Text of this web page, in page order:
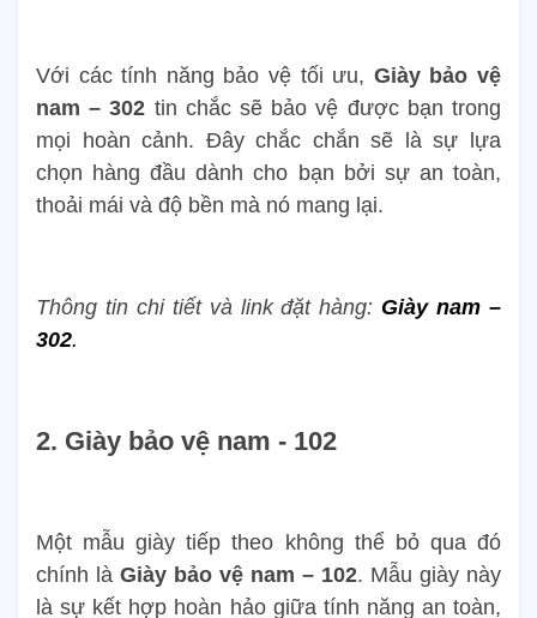
Với các tính năng bảo vệ tối ưu, Giày bảo vệ
nam – 302 tin chắc sẽ bảo vệ được bạn trong
mọi hoàn cảnh. Đây chắc chắn sẽ là sự lựa
chọn hàng đầu dành cho bạn bởi sự an toàn,
thoải mái và độ bền mà nó mang lại.
Thông tin chi tiết và link đặt hàng: Giày nam –
302.
2. Giày bảo vệ nam - 102
Một mẫu giày tiếp theo không thể bỏ qua đó
chính là Giày bảo vệ nam – 102. Mẫu giày này
là sự kết hợp hoàn hảo giữa tính năng an toàn,